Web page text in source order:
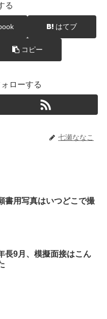
る
はてブ
コピー
ローする
七瀬ななこ
書用写真はいつどこで撮
長9月、模擬面接はこん